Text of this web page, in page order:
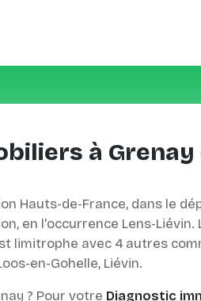
à
Hauts-de-France, dans le
en l'occurrence Lens-
limitrophe avec 4 autres
en-Gohelle, Liévin.
? Pour votre Diagnostic